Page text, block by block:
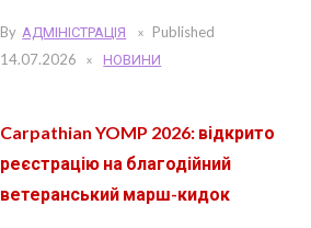
By АДМІНІСТРАЦІЯ
Published
14.07.2026
НОВИНИ
Carpathian YOMP 2026: відкрито
реєстрацію на благодійний
ветеранський марш-кидок